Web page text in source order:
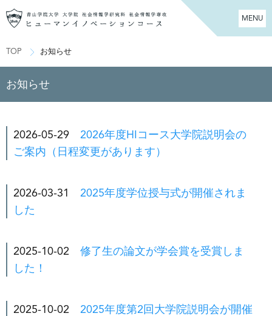
MENU
TOP お知らせ
お知らせ
2026-05-29 2026年度HIコース大学院説明会の
ご案内（日程変更があります）
2026-03-31 2025年度学位授与式が開催されま
した
2025-10-02 修了生の論文が学会賞を受賞しま
した！
2025-10-02 2025年度第2回大学院説明会が開催